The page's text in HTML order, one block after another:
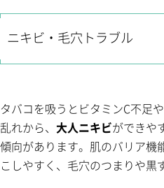
ニキビ・毛穴トラブル
タバコを吸うとビタミンC不足
乱れから、 大人ニキビができや
傾向があります。肌のバリア機
こしやすく、毛穴のつまりや黒